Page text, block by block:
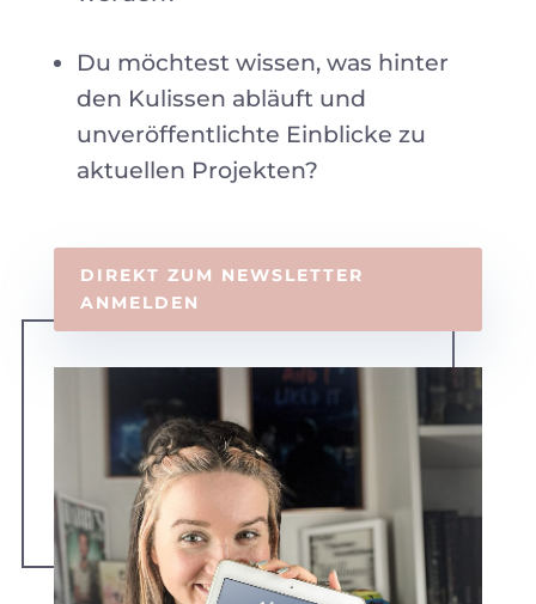
Du möchtest wissen, was hinter
den Kulissen abläuft und
unveröffentlichte Einblicke zu
aktuellen Projekten?
DIREKT ZUM NEWSLETTER
ANMELDEN